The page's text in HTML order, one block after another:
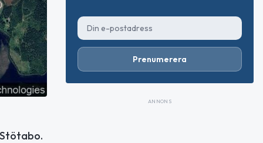
Prenumerera
ANNONS